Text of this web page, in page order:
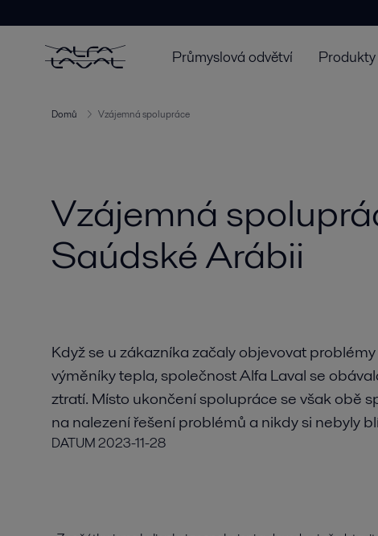
Průmyslová odvětví
Domů Vzájemná spolupráce
Vzájemná
Saúdské Arábii
Když se u zákazníka začaly objevovat
výměníky tepla, společnost Alfa Laval se
ztratí. Místo ukončení spolupráce se však obě
na nalezení řešení problémů a nikdy si nebyly
DATUM2023-11-28